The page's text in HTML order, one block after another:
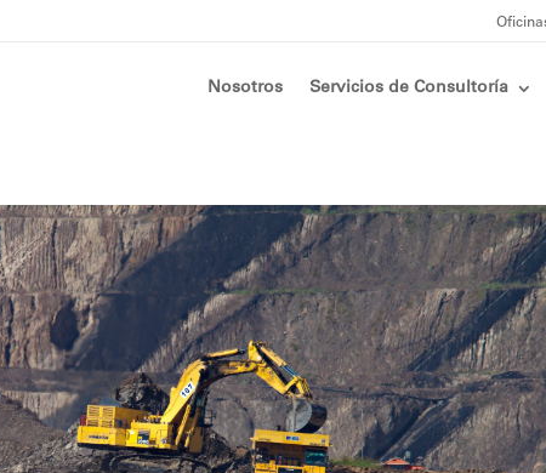
Nosotros Servicios de Consultoría